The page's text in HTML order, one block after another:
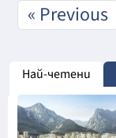
« Previous
Най-четени